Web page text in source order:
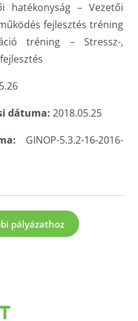
hatékonyság – Vezetői
fejlesztés tréning
tréning – Stressz-,
dátuma: 2018.05.25
GINOP-5.3.2-16-2016-
pályázathoz